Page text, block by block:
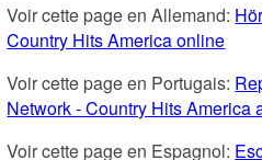
Voir cette page en Allemand:
Country Hits America online
Voir cette page en Portugais:
Network - Country Hits America
Voir cette page en Espagnol: